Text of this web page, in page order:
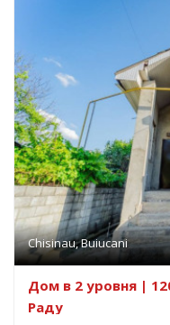
Chisinau, Buiucani
Дом в 2 уровня |
Раду